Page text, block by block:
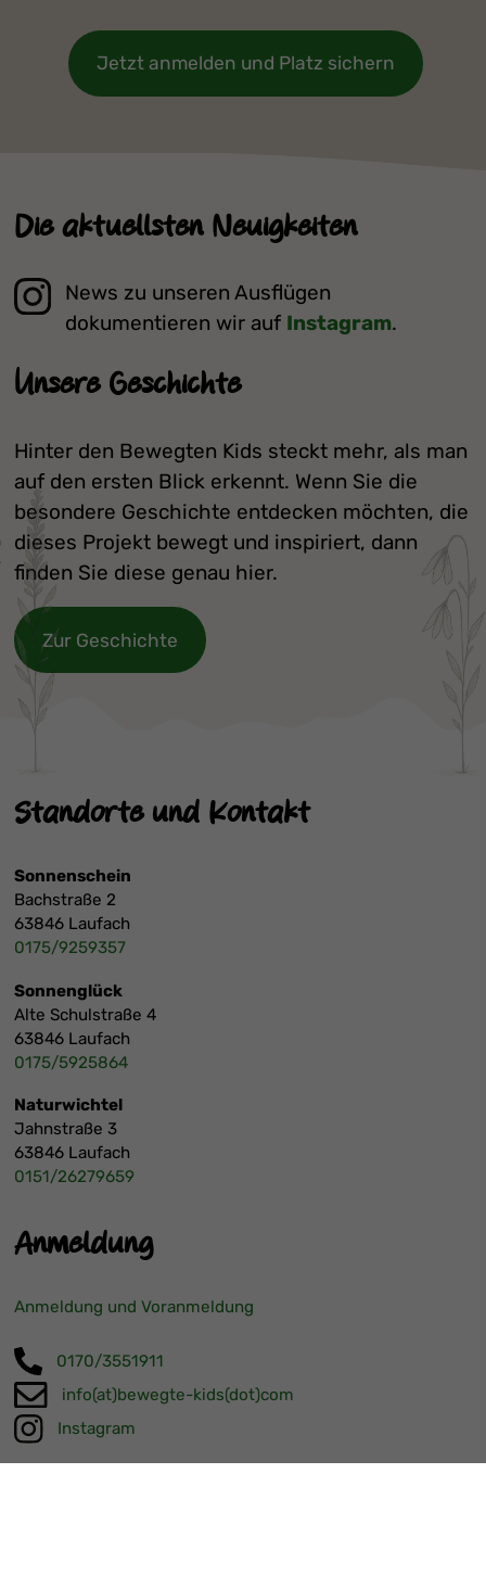
Jetzt anmelden und Platz sichern
Die aktuellsten Neuigkeiten
News zu unseren Ausflügen
dokumentieren wir auf Instagram.
Unsere Geschichte
Hinter den Bewegten Kids steckt mehr, als man
auf den ersten Blick erkennt. Wenn Sie die
besondere Geschichte entdecken möchten, die
dieses Projekt bewegt und inspiriert, dann
finden Sie diese genau hier.
Zur Geschichte
Standorte und Kontakt
Sonnenschein
Bachstraße 2
63846 Laufach
0175/9259357
Sonnenglück
Alte Schulstraße 4
63846 Laufach
0175/5925864
Naturwichtel
Jahnstraße 3
63846 Laufach
0151/26279659
Anmeldung
Anmeldung und Voranmeldung
0170/3551911
info(at)bewegte-kids(dot)com
Instagram